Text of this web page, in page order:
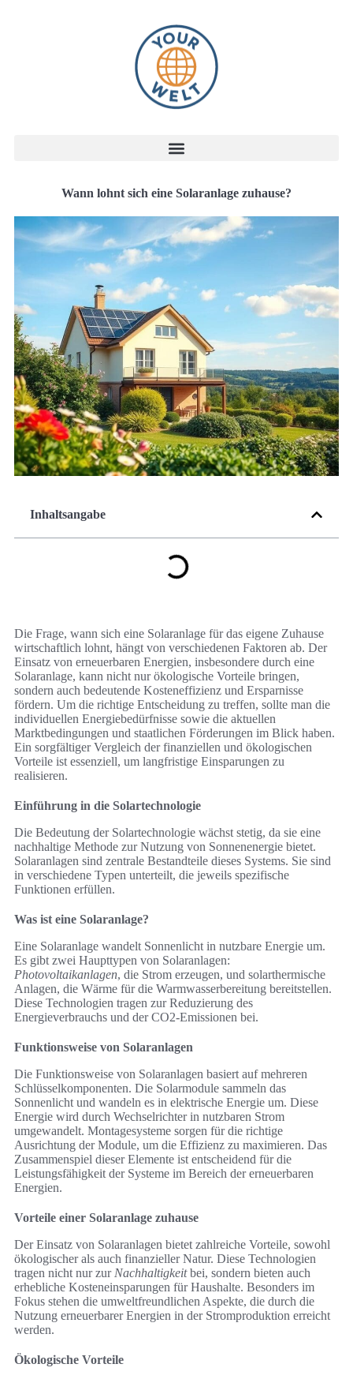
Wann lohnt sich eine Solaranlage zuhause?
Inhaltsangabe
Die Frage, wann sich eine Solaranlage für das eigene Zuhause
wirtschaftlich lohnt, hängt von verschiedenen Faktoren ab. Der
Einsatz von erneuerbaren Energien, insbesondere durch eine
Solaranlage, kann nicht nur ökologische Vorteile bringen,
sondern auch bedeutende Kosteneffizienz und Ersparnisse
fördern. Um die richtige Entscheidung zu treffen, sollte man die
individuellen Energiebedürfnisse sowie die aktuellen
Marktbedingungen und staatlichen Förderungen im Blick haben.
Ein sorgfältiger Vergleich der finanziellen und ökologischen
Vorteile ist essenziell, um langfristige Einsparungen zu
realisieren.
Einführung in die Solartechnologie
Die Bedeutung der Solartechnologie wächst stetig, da sie eine
nachhaltige Methode zur Nutzung von Sonnenenergie bietet.
Solaranlagen sind zentrale Bestandteile dieses Systems. Sie sind
in verschiedene Typen unterteilt, die jeweils spezifische
Funktionen erfüllen.
Was ist eine Solaranlage?
Eine Solaranlage wandelt Sonnenlicht in nutzbare Energie um.
Es gibt zwei Haupttypen von Solaranlagen:
Photovoltaikanlagen, die Strom erzeugen, und solarthermische
Anlagen, die Wärme für die Warmwasserbereitung bereitstellen.
Diese Technologien tragen zur Reduzierung des
Energieverbrauchs und der CO2-Emissionen bei.
Funktionsweise von Solaranlagen
Die Funktionsweise von Solaranlagen basiert auf mehreren
Schlüsselkomponenten. Die Solarmodule sammeln das
Sonnenlicht und wandeln es in elektrische Energie um. Diese
Energie wird durch Wechselrichter in nutzbaren Strom
umgewandelt. Montagesysteme sorgen für die richtige
Ausrichtung der Module, um die Effizienz zu maximieren. Das
Zusammenspiel dieser Elemente ist entscheidend für die
Leistungsfähigkeit der Systeme im Bereich der erneuerbaren
Energien.
Vorteile einer Solaranlage zuhause
Der Einsatz von Solaranlagen bietet zahlreiche Vorteile, sowohl
ökologischer als auch finanzieller Natur. Diese Technologien
tragen nicht nur zur Nachhaltigkeitbei, sondern bieten auch
erhebliche Kosteneinsparungen für Haushalte. Besonders im
Fokus stehen die umweltfreundlichen Aspekte, die durch die
Nutzung erneuerbarer Energien in der Stromproduktion erreicht
werden.
Ökologische Vorteile